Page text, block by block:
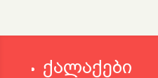
ქალაქები